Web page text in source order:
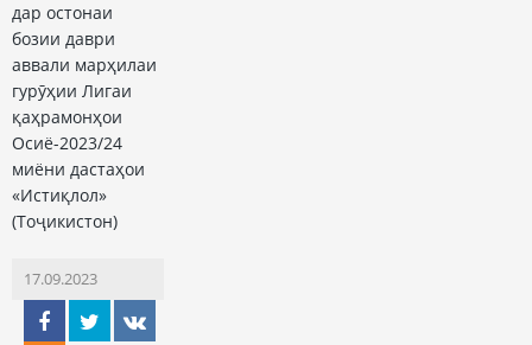
дар остонаи
бозии даври
аввали марҳилаи
гурӯҳии Лигаи
қаҳрамонҳои
Осиё-2023/24
миёни дастаҳои
«Истиқлол»
(Тоҷикистон)
17.09.2023